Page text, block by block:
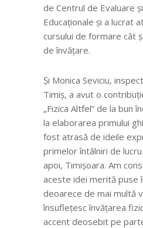
de Centrul de Evaluare
Educaționale și a lucrat
cursului de formare cât
de învățare.
Și Monica Seviciu,
Timiș, a avut o
„Fizica Altfel” de la bun
la elaborarea primului
fost atrasă de ideile
primelor întâlniri de
apoi, Timișoara. Am
aceste idei merită puse
deoarece de mai multă
însuflețesc învățarea
accent deosebit pe